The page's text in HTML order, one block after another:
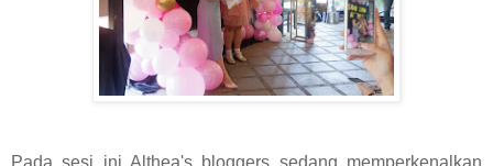
Pada sesi ini Althea's bloggers sedang memperkenalkan